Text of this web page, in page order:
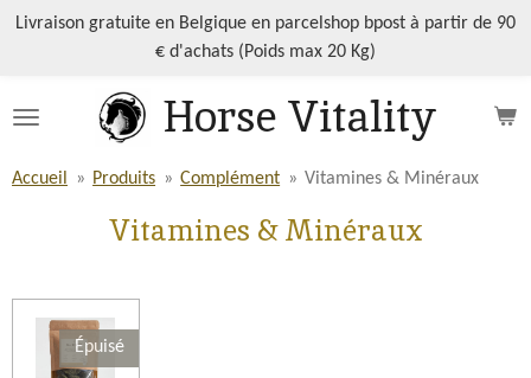
Passer
principal
Horse Vitality
Livraison gratuite en Belgique en parcelshop bpost à partir de 90
€ d'achats (Poids max 20 Kg)
Accueil » Produits » Complément » Vitamines & Minéraux
Vitamines & Minéraux
Épuisé